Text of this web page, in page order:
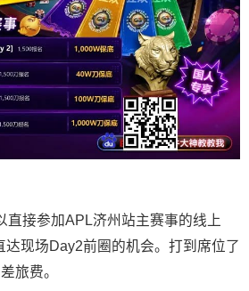
直接参加APL济州站主赛事的线上
达现场Day2前圈的机会。打到席位了
旅费。